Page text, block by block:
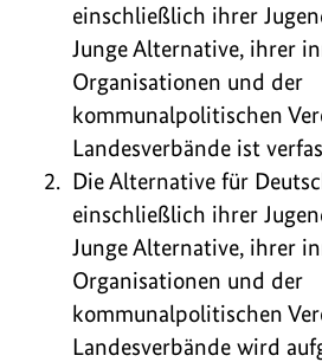
einschließlich ihrer
Junge Alternative, ihrer
Organisationen und der
kommunalpolitischen
Landesverbände ist
Die Alternative für
einschließlich ihrer
Junge Alternative, ihrer
Organisationen und der
kommunalpolitischen
Landesverbände wird